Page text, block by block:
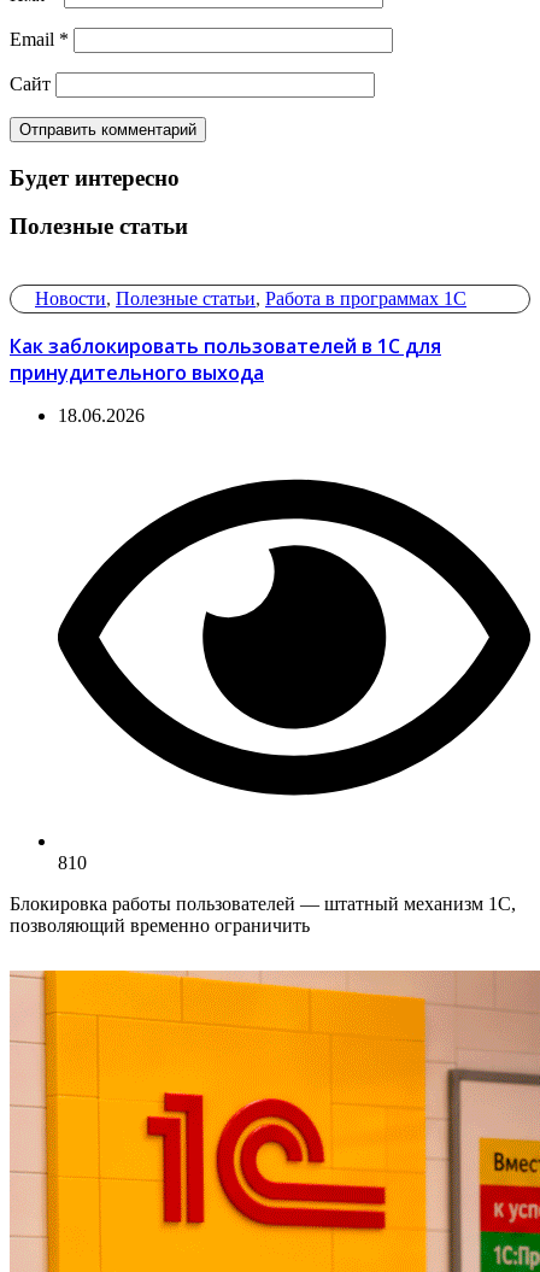
Email *
Сайт
Будет интересно
Полезные статьи
Новости, Полезные статьи, Работа в программах 1С
Как заблокировать пользователей в 1С для
принудительного выхода
18.06.2026
810
Блокировка работы пользователей — штатный механизм 1С,
позволяющий временно ограничить